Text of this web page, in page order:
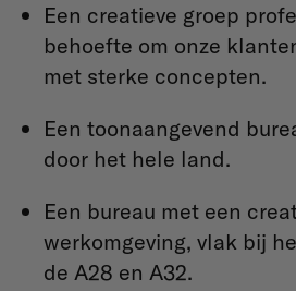
Een creatieve groep
behoefte om onze
met sterke concepten.
Een toonaangevend
door het hele land.
Een bureau met een
werkomgeving, vlak bij
de A28 en A32.